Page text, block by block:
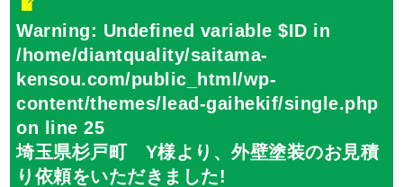
Warning: Undefined variable $ID in
/home/diantquality/saitama-
kensou.com/public_html/wp-
content/themes/lead-gaihekif/single.php
on line25
埼玉県杉戸町 Y様より、外壁塗装のお見積
り依頼をいただきました!